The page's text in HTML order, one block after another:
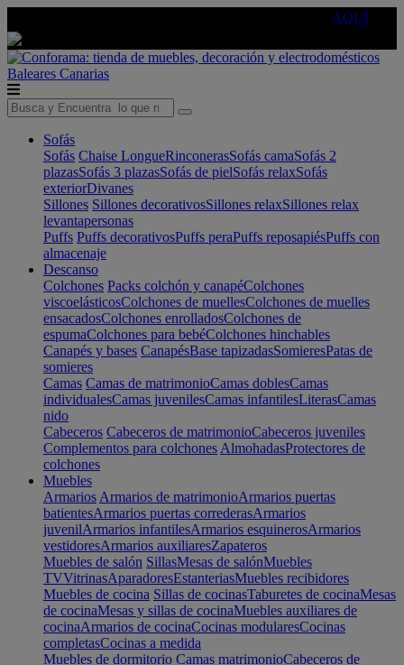
AQUÍ
Baleares Canarias
Sofás
Sofás Chaise LongueRinconerasSofás camaSofás 2
plazasSofás 3 plazasSofás de pielSofás relaxSofás
exteriorDivanes
Sillones Sillones decorativosSillones relaxSillones relax
levantapersonas
Puffs Puffs decorativosPuffs peraPuffs reposapiésPuffs con
almacenaje
Descanso
Colchones Packs colchón y canapéColchones
viscoelásticosColchones de muellesColchones de muelles
ensacadosColchones enrolladosColchones de
espumaColchones para bebéColchones hinchables
Canapés y bases CanapésBase tapizadasSomieresPatas de
somieres
Camas Camas de matrimonioCamas doblesCamas
individualesCamas juvenilesCamas infantilesLiterasCamas
nido
Cabeceros Cabeceros de matrimonioCabeceros juveniles
Complementos para colchones AlmohadasProtectores de
colchones
Muebles
Armarios Armarios de matrimonioArmarios puertas
batientesArmarios puertas correderasArmarios
juvenilArmarios infantilesArmarios esquinerosArmarios
vestidoresArmarios auxiliaresZapateros
Muebles de salón SillasMesas de salónMuebles
TVVitrinasAparadoresEstanteriasMuebles recibidores
Muebles de cocina Sillas de cocinasTaburetes de cocinaMesas
de cocinaMesas y sillas de cocinaMuebles auxiliares de
cocinaArmarios de cocinaCocinas modularesCocinas
completasCocinas a medida
Muebles de dormitorio Camas matrimonioCabeceros de